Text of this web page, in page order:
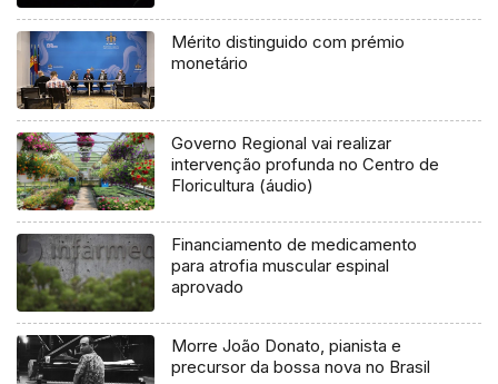
Mérito distinguido com prémio
monetário
Governo Regional vai realizar
intervenção profunda no Centro de
Floricultura (áudio)
Financiamento de medicamento
para atrofia muscular espinal
aprovado
Morre João Donato, pianista e
precursor da bossa nova no Brasil